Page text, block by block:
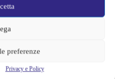
preferenze
Privacy e Policy